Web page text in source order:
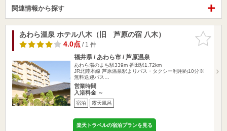
関連情報から探す
お気に入
りに追加
あわら温泉 ホテル八木（旧 芦原の宿 八木）
4.0点/ 1 件
福井県 / あわら市 / 芦原温泉
あわら湯のまち駅339m 番田駅1.72km
JR北陸本線 芦原温泉駅よりバス・タクシー利用約10分※
無料送迎バス…
営業時間
入浴料金 ～
宿泊 露天風呂
楽天トラベルの宿泊プランを見る